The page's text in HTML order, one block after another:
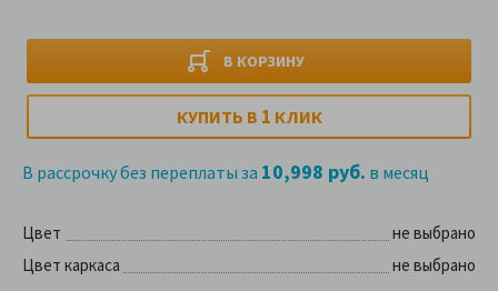
В КОРЗИНУ
КУПИТЬ В 1 КЛИК
В рассрочку без переплаты за 10,998 руб. в месяц
Цвет
не выбрано
Цвет каркаса
не выбрано